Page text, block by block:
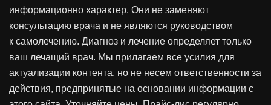
информационно характер. Они не заменяют
консультацию врача и не являются руководством
к самолечению. Диагноз и лечение определяет только
ваш лечащий врач. Мы прилагаем все усилия для
актуализации контента, но не несем ответственности за
действия, предпринятые на основании информации с